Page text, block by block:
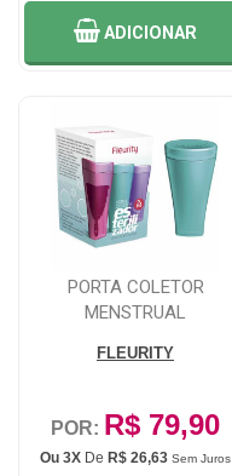
ADICIONAR
PORTA COLETOR
MENSTRUAL
FLEURITY
POR: R$ 79,90
Ou 3X De R$ 26,63 Sem Juros